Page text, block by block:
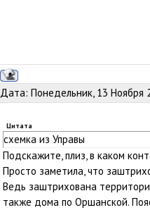
Дата: Понедельник, 13 Ноября
Цитата
схемка из Управы
Подскажите, плиз, в каком
Просто заметила, что
Ведь заштрихована
также дома по Оршанской.